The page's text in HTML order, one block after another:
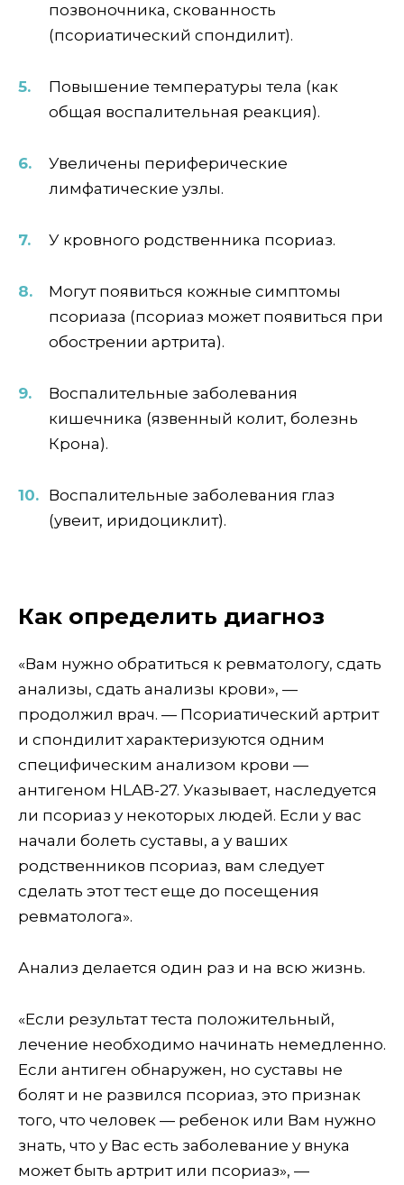
позвоночника, скованность
(псориатический спондилит).
Повышение температуры тела (как
общая воспалительная реакция).
Увеличены периферические
лимфатические узлы.
У кровного родственника псориаз.
Могут появиться кожные симптомы
псориаза (псориаз может появиться при
обострении артрита).
Воспалительные заболевания
кишечника (язвенный колит, болезнь
Крона).
Воспалительные заболевания глаз
(увеит, иридоциклит).
Как определить диагноз
«Вам нужно обратиться к ревматологу, сдать
анализы, сдать анализы крови», —
продолжил врач. — Псориатический артрит
и спондилит характеризуются одним
специфическим анализом крови —
антигеном HLAB-27. Указывает, наследуется
ли псориаз у некоторых людей. Если у вас
начали болеть суставы, а у ваших
родственников псориаз, вам следует
сделать этот тест еще до посещения
ревматолога».
Анализ делается один раз и на всю жизнь.
«Если результат теста положительный,
лечение необходимо начинать немедленно.
Если антиген обнаружен, но суставы не
болят и не развился псориаз, это признак
того, что человек — ребенок или Вам нужно
знать, что у Вас есть заболевание у внука
может быть артрит или псориаз», —